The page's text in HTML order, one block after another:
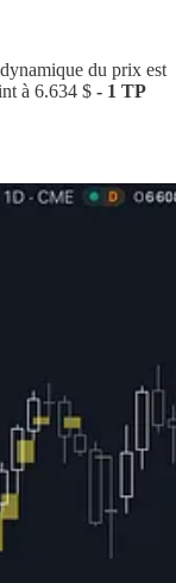
du prix est
à 6.634 $ - 1 TP